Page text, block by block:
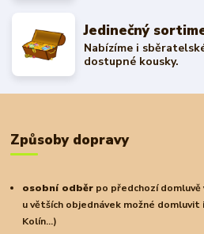
Jedinečný
Nabízíme i
dostupné kousky.
Způsoby dopravy
osobní odběr po předchozí domluvě
u větších objednávek možné domluvit
Kolín...)